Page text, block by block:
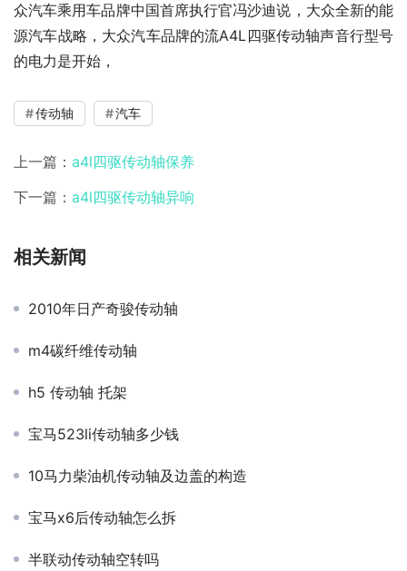
众汽车乘用车品牌中国首席执行官冯沙迪说，大众全新的能
源汽车战略，大众汽车品牌的流A4L四驱传动轴声音行型号
的电力是开始，
传动轴 汽车
上一篇： a4l四驱传动轴保养
下一篇： a4l四驱传动轴异响
相关新闻
2010年日产奇骏传动轴
m4碳纤维传动轴
h5 传动轴 托架
宝马523li传动轴多少钱
10马力柴油机传动轴及边盖的构造
宝马x6后传动轴怎么拆
半联动传动轴空转吗